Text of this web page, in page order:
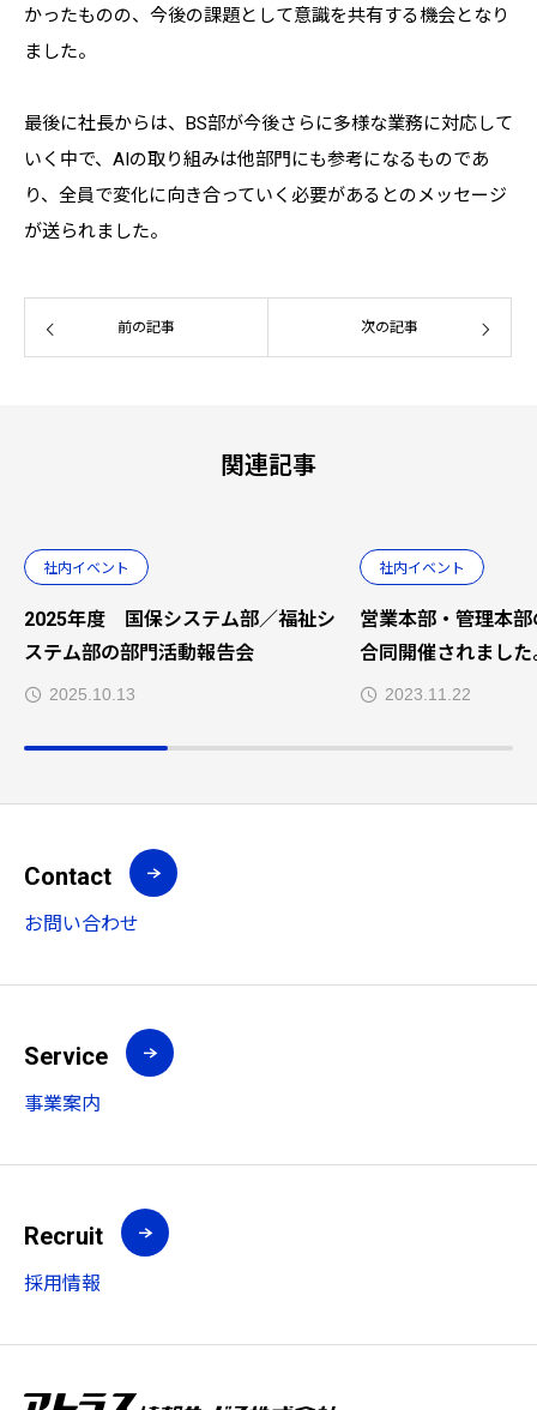
かったものの、今後の課題として意識を共有する機会となり
ました。
最後に社長からは、BS部が今後さらに多様な業務に対応して
いく中で、AIの取り組みは他部門にも参考になるものであ
り、全員で変化に向き合っていく必要があるとのメッセージ
が送られました。
前の記事 次の記事
関連記事
社内イベント
2025年度 国保システム部／福祉シ
ステム部の部門活動報告会
2025.10.13
社内イベント
営業本部・管理本
合同開催されました
2023.11.22
Contact
お問い合わせ
Service
事業案内
Recruit
採用情報